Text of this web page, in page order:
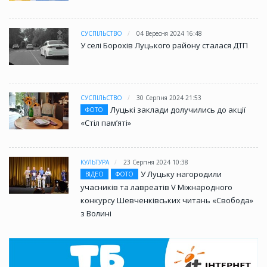
СУСПІЛЬСТВО 04 Вересня 2024 16:48
У селі Борохів Луцького району сталася ДТП
СУСПІЛЬСТВО
30 Серпня 2024 21:53
ФОТО
Луцькі заклади долучились до акції
«Стіл памʼяті»
КУЛЬТУРА
23 Серпня 2024 10:38
ВІДЕО
ФОТО
У Луцьку нагородили
учасників та лавреатів V Міжнародного
конкурсу Шевченківських читань «Свобода»
з Волині